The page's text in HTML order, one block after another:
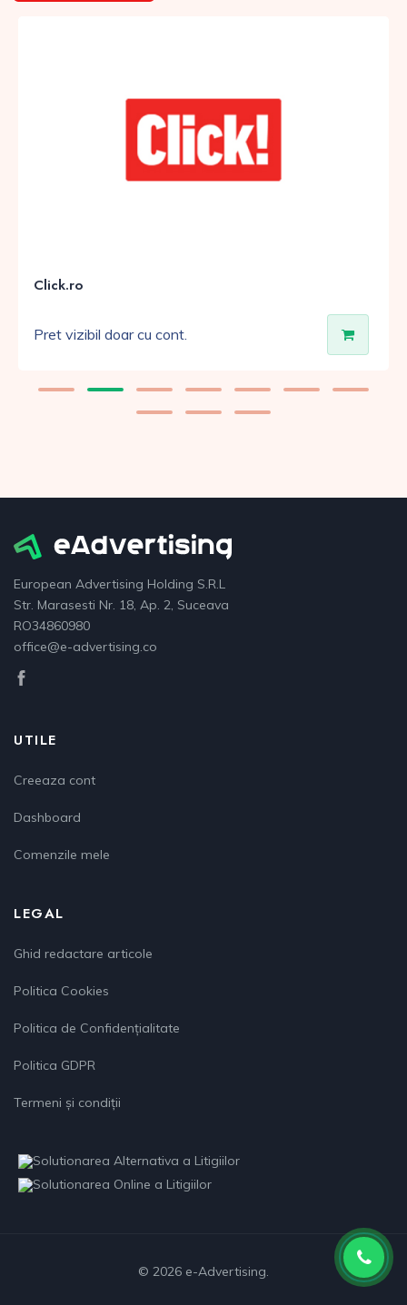
Click.ro
Pret vizibil doar cu cont.
European Advertising Holding S.R.L
Str. Marasesti Nr. 18, Ap. 2, Suceava
RO34860980
office@e-advertising.co
UTILE
Creeaza cont
Dashboard
Comenzile mele
LEGAL
Ghid redactare articole
Politica Cookies
Politica de Confidențialitate
Politica GDPR
Termeni și condiții
© 2026 e-Advertising.